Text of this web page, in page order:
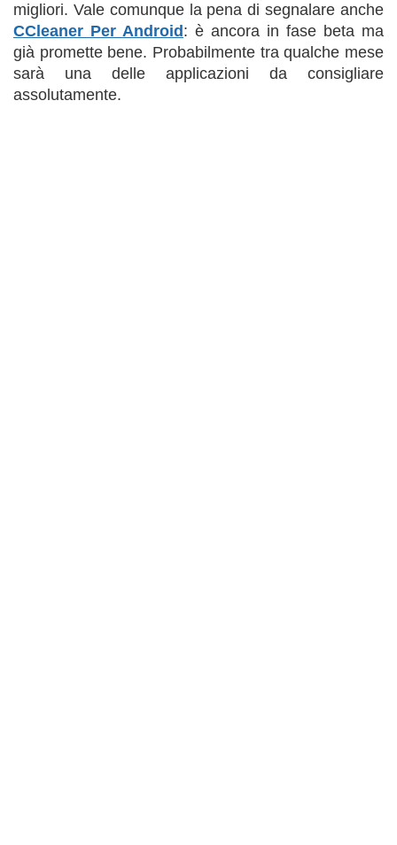
migliori. Vale comunque la pena di segnalare anche
CCleaner Per Android : è ancora in fase beta ma
già promette bene. Probabilmente tra qualche mese
sarà una delle applicazioni da consigliare
assolutamente.